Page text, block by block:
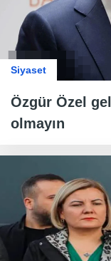
Siyaset
Özgür Özel
olmayın